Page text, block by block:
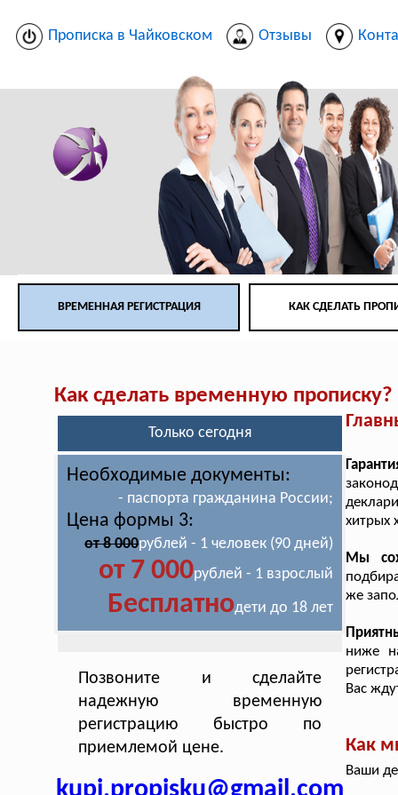
Прописка в Чайковском Отзывы
ВРЕМЕННАЯ РЕГИСТРАЦИЯ КАК СДЕЛАТЬ
Как сделать временную прописку?
Только сегодня
Необходимые документы:
- паспорта гражданина России;
Цена формы 3:
от 8 000рублей - 1 человек (90 дней)
от 7 000рублей - 1 взрослый
Бесплатнодети до 18 лет
Позвоните и сделайте
надежную временную
регистрацию быстро по
приемлемой цене.
хитрых
Мы
же
ниже
Вас
Как
Ваши